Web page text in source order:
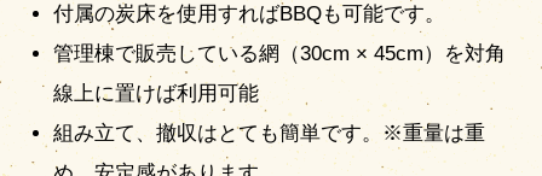
付属の炭床を使用すればBBQも可能です。
管理棟で販売している網（30cm × 45cm）を対角
線上に置けば利用可能
組み立て、撤収はとても簡単です。※重量は重